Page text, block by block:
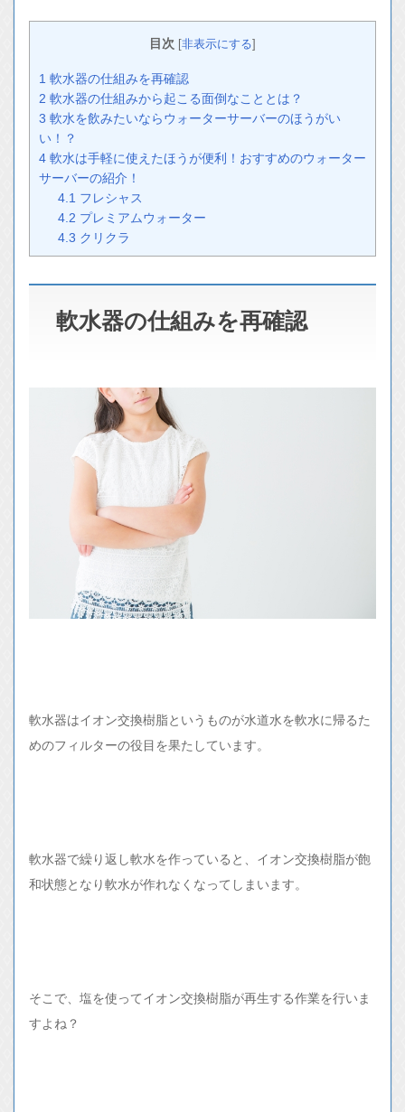
目次 非表示にする
1 軟水器の仕組みを再確認
2 軟水器の仕組みから起こる面倒なこととは？
3 軟水を飲みたいならウォーターサーバーのほうがい
い！？
4 軟水は手軽に使えたほうが便利！おすすめのウォーター
サーバーの紹介！
4.1 フレシャス
4.2 プレミアムウォーター
4.3 クリクラ
軟水器の仕組みを再確認
軟水器はイオン交換樹脂というものが水道水を軟水に帰るた
めのフィルターの役目を果たしています。
軟水器で繰り返し軟水を作っていると、イオン交換樹脂が飽
和状態となり軟水が作れなくなってしまいます。
そこで、塩を使ってイオン交換樹脂が再生する作業を行いま
すよね？